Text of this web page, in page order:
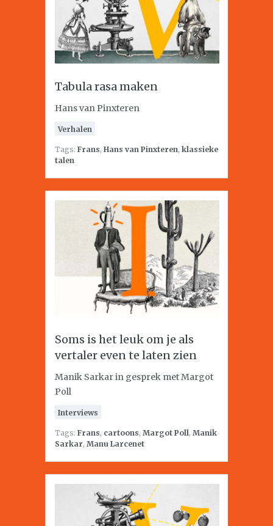
Tabula rasa maken
Hans van Pinxteren
Verhalen
Tags: Frans, Hans van Pinxteren, klassieke
talen
Soms is het leuk om je als
vertaler even te laten zien
Manik Sarkar in gesprek met Margot
Poll
Interviews
Tags: Frans, cartoons, Margot Poll, Manik
Sarkar, Manu Larcenet